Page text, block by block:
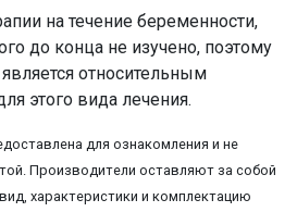
на течение беременности,
до конца не изучено, поэтому
относительным
этого вида лечения.
для ознакомления и не
Производители оставляют за собой
характеристики и комплектацию